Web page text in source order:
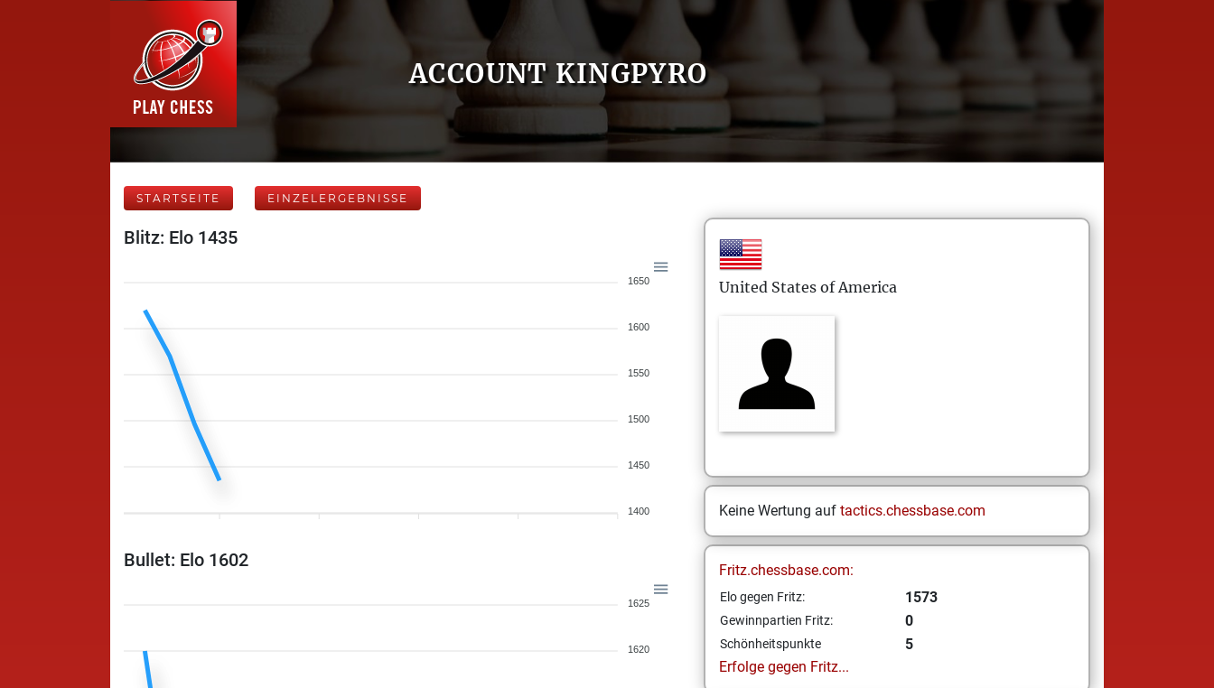
ACCOUNT KINGPYRO
STARTSEITE EINZELERGEBNISSE
Blitz: Elo 1435
1650
1600
1550
1500
1450
1400
Bullet: Elo 1602
1625
1620
United States of America
Keine Wertung auf tactics.chessbase.com
Fritz.chessbase.com:
Elo gegen Fritz: 1573
Gewinnpartien Fritz: 0
Schönheitspunkte
5
Erfolge gegen Fritz...